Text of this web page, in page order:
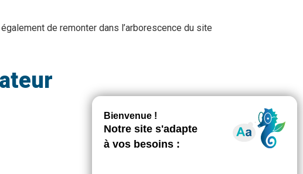
de remonter dans l’arborescence du site